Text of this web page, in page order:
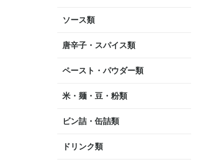
ソース類
唐辛子・スパイス類
ペースト・パウダー類
米・麺・豆・粉類
ビン詰・缶詰類
ドリンク類